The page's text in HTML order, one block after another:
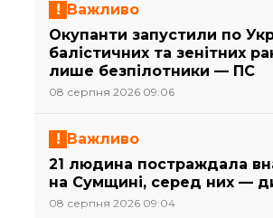
Важливо
Окупанти запустили по
балістичних та зенітних
лише безпілотники — ПС
08 серпня 2026 09:06
Важливо
21 людина постраждала
на Сумщині, серед них —
08 серпня 2026 09:04